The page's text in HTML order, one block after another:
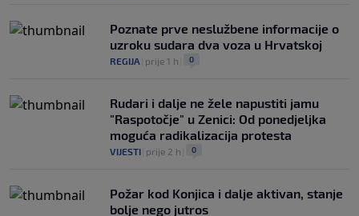
Poznate prve neslužbene informacije o
uzroku sudara dva voza u Hrvatskoj
REGIJA prije 1 h 0
Rudari i dalje ne žele napustiti jamu
"Raspotočje" u Zenici: Od ponedjeljka
moguća radikalizacija protesta
VIJESTI prije 2 h 0
Požar kod Konjica i dalje aktivan, stanje
bolje nego jutros